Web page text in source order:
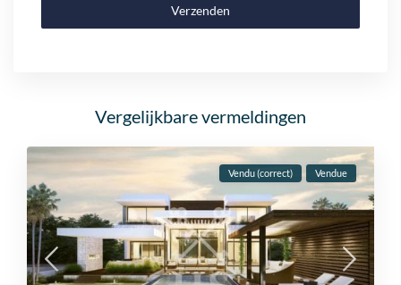
Verzenden
Vergelijkbare vermeldingen
Vendu (correct) Vendue